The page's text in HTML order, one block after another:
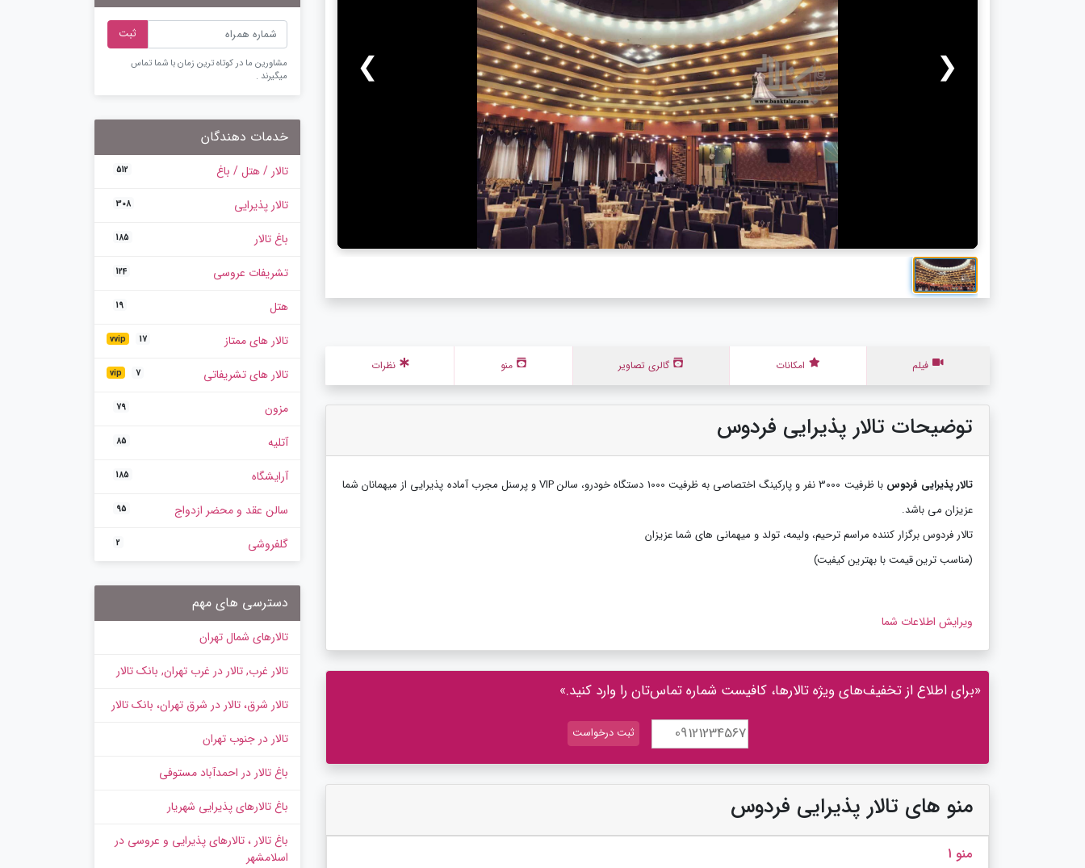
❮
❯
فیلم امکانات گالری تصاویر منو نظرات
توضیحات تالار پذیرایی فردوس
تالار پذیرایی فردوس
با ظرفیت 3000 نفر و پارکینگ اختصاصی به ظرفیت 1000 دستگاه خودرو، سالن VIP و پرسنل مجرب آماده پذیرایی از میهمانان شما
عزیزان می باشد.
تالار فردوس برگزار کننده مراسم ترحیم، ولیمه، تولد و میهمانی های شما عزیزان
(مناسب ترین قیمت با بهترین کیفیت)
ویرایش اطلاعات شما
«برای اطلاع از تخفیف‌های ویژه تالارها، کافیست شماره تماس‌تان را وارد کنید.»
منو های تالار پذیرایی فردوس
منو 1
ثبت
مشاورین ما در کوتاه ترین زمان با شما تماس
میگیرند .
خدمات دهندگان
تالار / هتل / باغ 512
تالار پذیرایی 308
باغ تالار 185
تشریفات عروسی 124
هتل 19
تالار های ممتاز vvip 17
تالار های تشریفاتی vip 7
مزون 79
آتلیه 85
آرایشگاه 185
سالن عقد و محضر ازدواج 95
گلفروشی 2
دسترسی های مهم
تالارهای شمال تهران
تالار غرب, تالار در غرب تهران, بانک تالار
تالار شرق، تالار در شرق تهران، بانک تالار
تالار در جنوب تهران
باغ تالار در احمدآباد مستوفی
باغ تالارهای پذیرایی شهریار
باغ تالار ، تالارهای پذیرایی و عروسی در
اسلامشهر